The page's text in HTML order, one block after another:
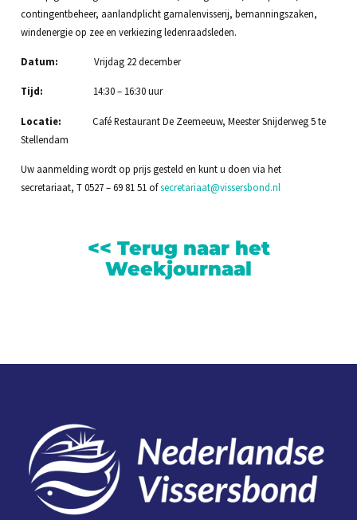
contingentbeheer, aanlandplicht garnalenvisserij, bemanningszaken,
windenergie op zee en verkiezing ledenraadsleden.
Datum: Vrijdag 22 december
Tijd: 14:30 – 16:30 uur
Locatie: Café Restaurant De Zeemeeuw, Meester Snijderweg 5 te
Stellendam
Uw aanmelding wordt op prijs gesteld en kunt u doen via het
secretariaat, T 0527 – 69 81 51 ofsecretariaat@vissersbond.nl
<< Terug naar het
Weekjournaal